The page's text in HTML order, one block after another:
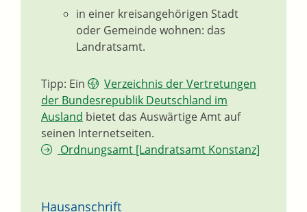
in einer kreisangehörigen Stadt
oder Gemeinde wohnen: das
Landratsamt.
Tipp: Ein
Verzeichnis der Vertretungen
der Bundesrepublik Deutschland im
Ausland bietet das Auswärtige Amt auf
seinen Internetseiten.
Ordnungsamt [Landratsamt Konstanz]
Hausanschrift